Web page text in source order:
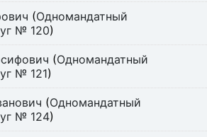
(Одномандатный
№ 120)
(Одномандатный
№ 121)
(Одномандатный
№ 124)